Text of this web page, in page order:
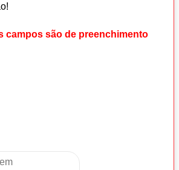
campos são de preenchimento